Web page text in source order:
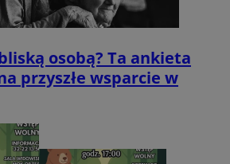
osobą? Ta ankieta
przyszłe wsparcie w